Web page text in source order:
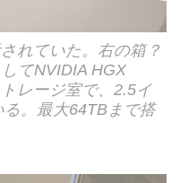
れていた。右の箱？
てNVIDIA HGX
レージ室で、2.5イ
。最大64TBまで搭